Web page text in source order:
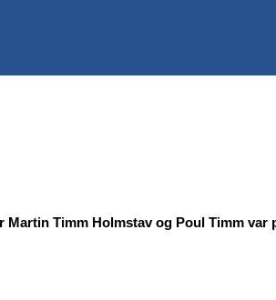
Timm Holmstav og Poul Timm